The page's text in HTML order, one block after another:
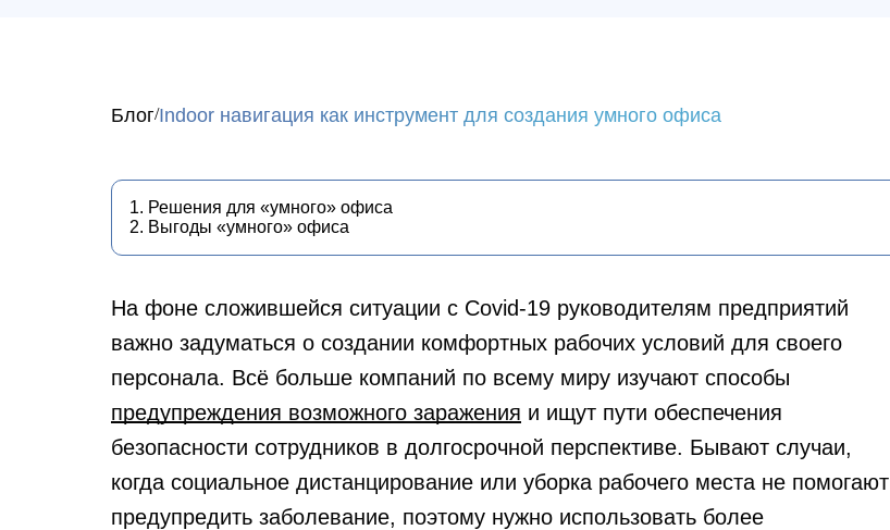
Блог Indoor навигация как инструмент для создания умного офиса
1. Решения для «умного» офиса
2. Выгоды «умного» офиса
На фоне сложившейся ситуации с Covid-19 руководителям предприятий
важно задуматься о создании комфортных рабочих условий для своего
персонала. Всё больше компаний по всему миру изучают способы
предупреждения возможного заражения и ищут пути обеспечения
безопасности сотрудников в долгосрочной перспективе. Бывают случаи,
когда социальное дистанцирование или уборка рабочего места не помогают
предупредить заболевание, поэтому нужно использовать более
Navigine SDK
Больше